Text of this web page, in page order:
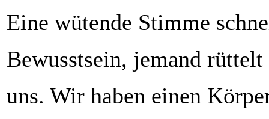
Eine wütende Stimme
Bewusstsein, jemand
uns. Wir haben einen